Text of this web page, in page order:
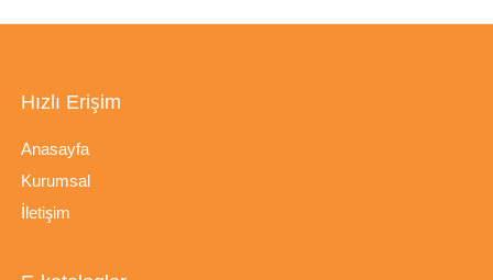
Hızlı Erişim
Anasayfa
Kurumsal
İletişim